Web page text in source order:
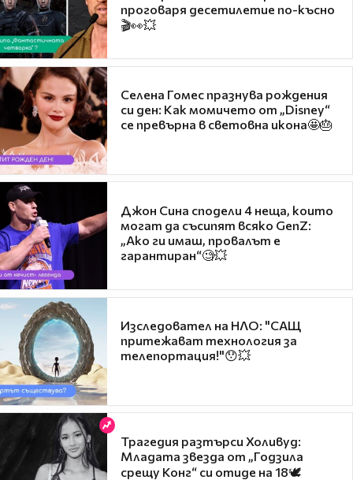
проговаря десетилетие по-късно
🎬👀💥
Селена Гомес празнува рождения
си ден: Как момичето от „Disney“
се превърна в световна икона🤩🎂
Джон Сина сподели 4 неща, които
могат да съсипят всяко GenZ:
„Ако ги имаш, провалът е
гарантиран“🧐💥
Изследовател на НЛО: "САЩ
притежават технология за
телепортация!"😯💥
Трагедия разтърси Холивуд:
Младата звезда от „Годзила
срещу Конг“ си отиде на 18🕊️